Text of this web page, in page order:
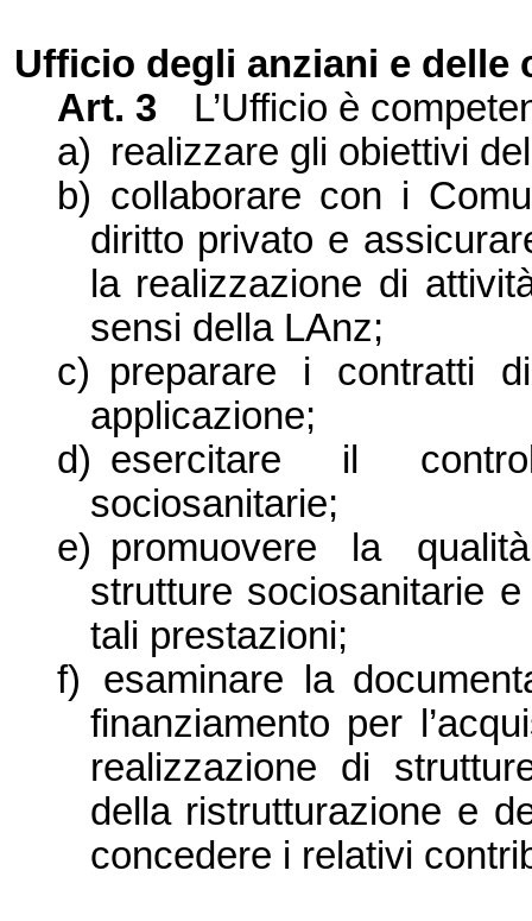
Ufficio degli anziani e delle
Art. 3
L’Ufficio è
a) realizzare gli obiettivi
b) collaborare con i
diritto privato e
la realizzazione di
sensi della LAnz;
c) preparare i contratti
applicazione;
d) esercitare il
sociosanitarie;
e) promuovere la
strutture sociosanitarie
tali prestazioni;
f)
esaminare la
finanziamento per
realizzazione di
della ristrutturazione e
concedere i relativi